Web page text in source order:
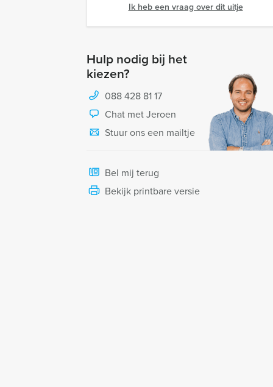
Ik heb een vraag over dit uitje
Hulp nodig bij het
kiezen?
088 428 81 17
Chat met Jeroen
Stuur ons een mailtje
Bel mij terug
Bekijk printbare versie